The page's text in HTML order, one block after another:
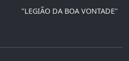
"LEGIÃO DA BOA VONTADE"